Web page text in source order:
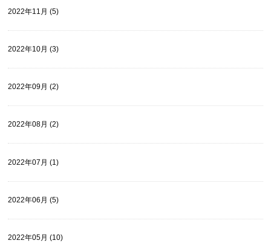
2022年11月 (5)
2022年10月 (3)
2022年09月 (2)
2022年08月 (2)
2022年07月 (1)
2022年06月 (5)
2022年05月 (10)